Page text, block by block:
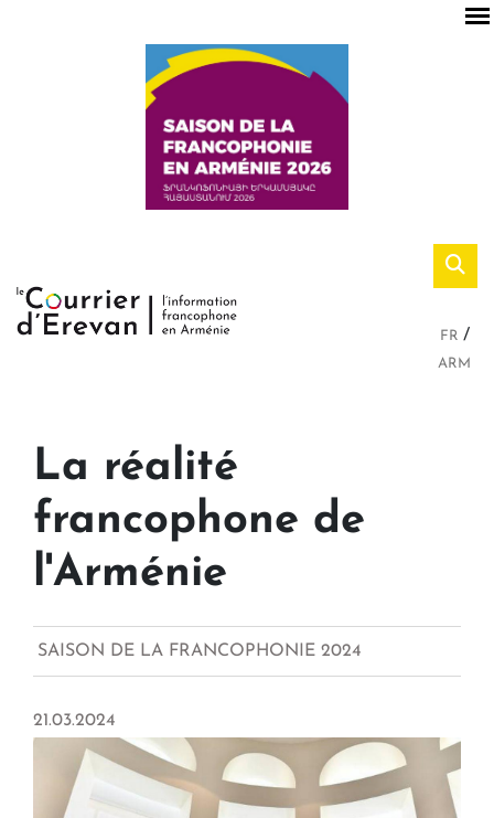
FR
ARM
La réalité
francophone de
l'Arménie
SAISON DE LA FRANCOPHONIE 2024
21.03.2024